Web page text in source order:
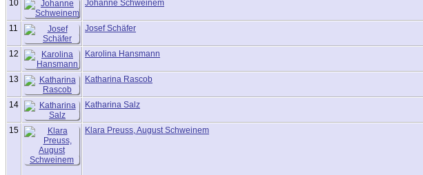
10 Johanne Schweinem
11 Josef Schäfer
12 Karolina Hansmann
13 Katharina Rascob
14 Katharina Salz
15 Klara Preuss, August Schweinem